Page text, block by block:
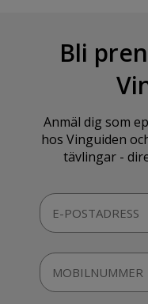
Bli
Anmäl dig som
hos Vinguiden
tävlingar -